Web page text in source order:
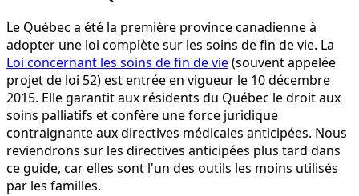
Le Québec a été la première province canadienne à
adopter une loi complète sur les soins de fin de vie. La
Loi concernant les soins de fin de vie(souvent appelée
projet de loi 52) est entrée en vigueur le 10 décembre
2015. Elle garantit aux résidents du Québec le droit aux
soins palliatifs et confère une force juridique
contraignante aux directives médicales anticipées. Nous
reviendrons sur les directives anticipées plus tard dans
ce guide, car elles sont l'un des outils les moins utilisés
par les familles.